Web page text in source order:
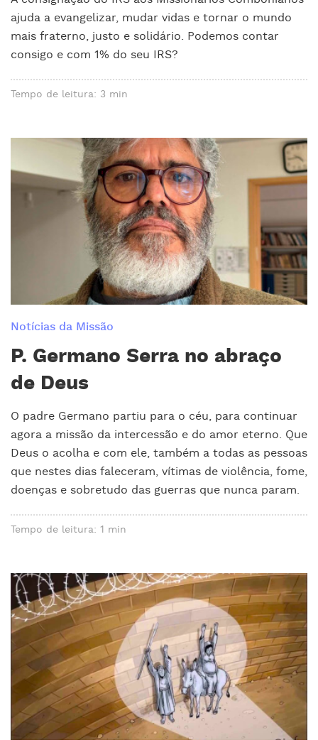
ajuda a evangelizar, mudar vidas e tornar o mundo
mais fraterno, justo e solidário. Podemos contar
consigo e com 1% do seu IRS?
Tempo de leitura: 3 min
Notícias da Missão
P. Germano Serra no abraço
de Deus
O padre Germano partiu para o céu, para continuar
agora a missão da intercessão e do amor eterno. Que
Deus o acolha e com ele, também a todas as pessoas
que nestes dias faleceram, vítimas de violência, fome,
doenças e sobretudo das guerras que nunca param.
Tempo de leitura: 1 min